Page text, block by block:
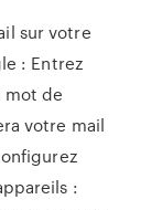
sur votre
: Entrez
mot de
votre mail
: